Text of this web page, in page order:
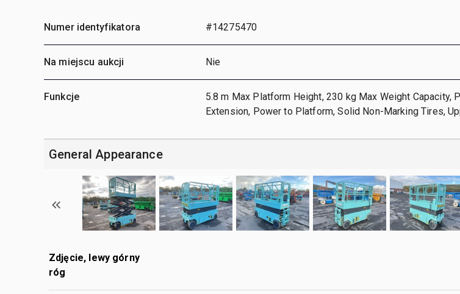
Numer identyfikatora #14275470
Na miejscu aukcji Nie
Funkcje
5.8 m Max Platform Height, 230 kg Max Weight Capacity,
Extension, Power to Platform, Solid Non-Marking Tires,
General Appearance
Zdjęcie, lewy górny
róg